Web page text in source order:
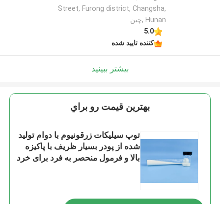
Street, Furong district, Changsha,
Hunan ,چین
5.0
کننده تایید شده
بیشتر ببینید
بهترين قيمت رو براي
توپ سیلیکات زرقونیوم با دوام تولید
شده از پودر بسیار ظریف با پاکیزه
بالا و فرمول منحصر به فرد برای خرد